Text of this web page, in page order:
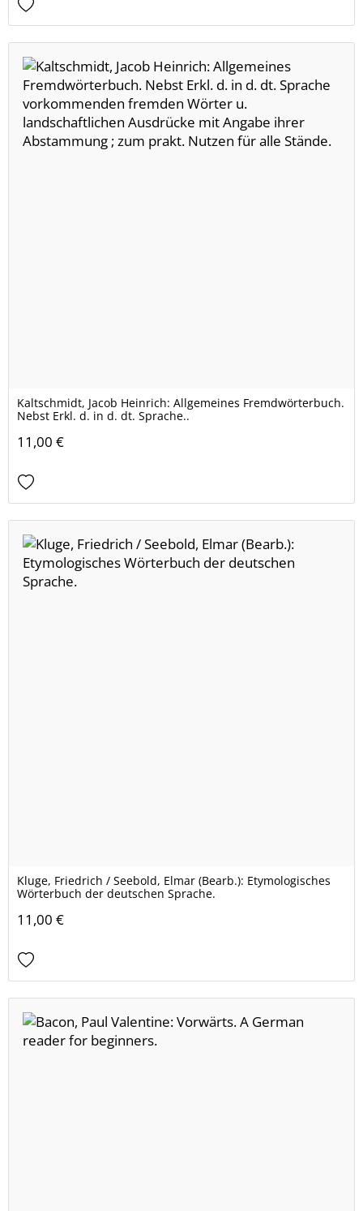
Kaltschmidt, Jacob Heinrich: Allgemeines Fremdwörterbuch.
Nebst Erkl. d. in d. dt. Sprache..
11,00 €
Kluge, Friedrich / Seebold, Elmar (Bearb.): Etymologisches
Wörterbuch der deutschen Sprache.
11,00 €